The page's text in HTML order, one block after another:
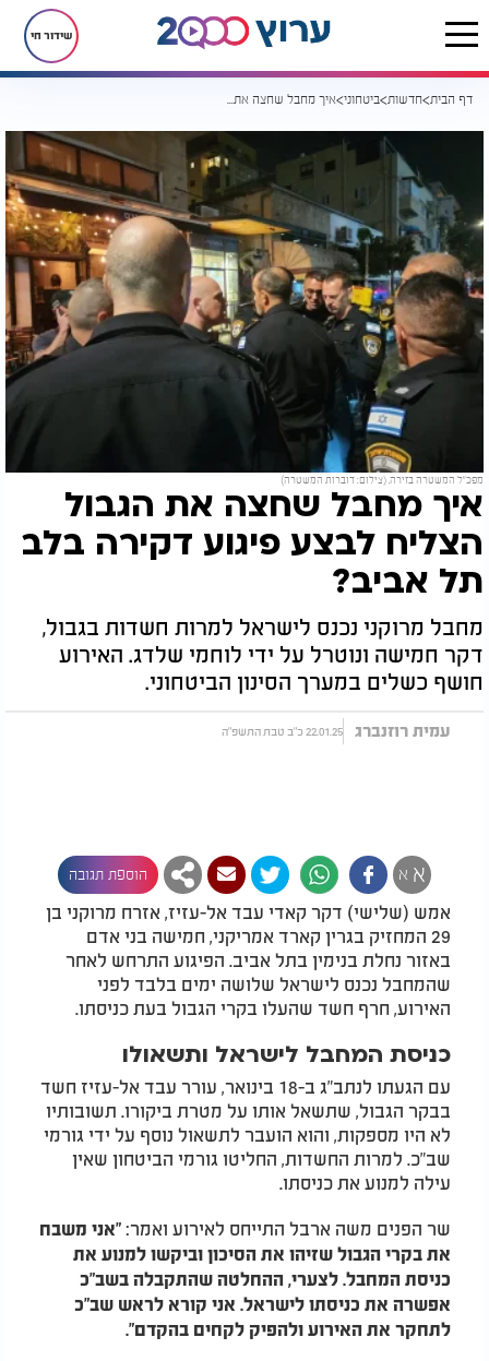
שידור חי
דף הבית חדשות ביטחוני איך מחבל שחצה את הגבול הצליח לבצע פיגוע דקירה בלב תל אביב?
מפכ"ל המשטרה בזירה. (צילום: דוברות המשטרה)
איך מחבל שחצה את הגבול
הצליח לבצע פיגוע דקירה בלב
תל אביב?
מחבל מרוקני נכנס לישראל למרות חשדות בגבול,
דקר חמישה ונוטרל על ידי לוחמי שלדג. האירוע
חושף כשלים במערך הסינון הביטחוני.
עמית רוזנברג 22.01.25 כ"ב טבת התשפ"ה
א א הוספת תגובה
אמש (שלישי) דקר קאדי עבד אל-עזיז, אזרח מרוקני בן
29 המחזיק בגרין קארד אמריקני, חמישה בני אדם
באזור נחלת בנימין בתל אביב. הפיגוע התרחש לאחר
שהמחבל נכנס לישראל שלושה ימים בלבד לפני
האירוע, חרף חשד שהעלו בקרי הגבול בעת כניסתו.
כניסת המחבל לישראל ותשאולו
עם הגעתו לנתב"ג ב-18 בינואר, עורר עבד אל-עזיז חשד
בבקר הגבול, שתשאל אותו על מטרת ביקורו. תשובותיו
לא היו מספקות, והוא הועבר לתשאול נוסף על ידי גורמי
שב"כ. למרות החשדות, החליטו גורמי הביטחון שאין
עילה למנוע את כניסתו.
שר הפנים משה ארבל התייחס לאירוע ואמר:"אני משבח
את בקרי הגבול שזיהו את הסיכון וביקשו למנוע את
כניסת המחבל. לצערי, ההחלטה שהתקבלה בשב"כ
אפשרה את כניסתו לישראל. אני קורא לראש שב"כ
לתחקר את האירוע ולהפיק לקחים בהקדם".